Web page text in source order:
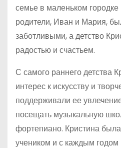
семье в маленьком
родители, Иван и Мария,
заботливыми, а детство
радостью и счастьем.
С самого раннего детства
интерес к искусству и
поддерживали ее
посещать музыкальную
фортепиано. Кристина
учеником и с каждым